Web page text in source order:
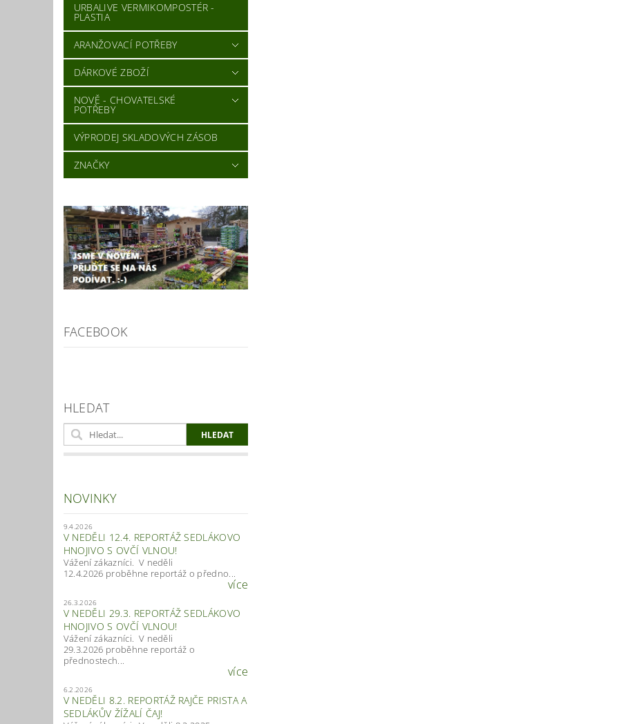
URBALIVE VERMIKOMPOSTÉR -
PLASTIA
ARANŽOVACÍ POTŘEBY
DÁRKOVÉ ZBOŽÍ
NOVĚ - CHOVATELSKÉ
POTŘEBY
VÝPRODEJ SKLADOVÝCH ZÁSOB
ZNAČKY
FACEBOOK
HLEDAT
NOVINKY
9.4.2026
V NEDĚLI 12.4. REPORTÁŽ SEDLÁKOVO
HNOJIVO S OVČÍ VLNOU!
Vážení zákazníci. V neděli
12.4.2026 proběhne reportáž o předno...
více
26.3.2026
V NEDĚLI 29.3. REPORTÁŽ SEDLÁKOVO
HNOJIVO S OVČÍ VLNOU!
Vážení zákazníci. V neděli
29.3.2026 proběhne reportáž o
přednostech...
více
6.2.2026
V NEDĚLI 8.2. REPORTÁŽ RAJČE PRISTA A
SEDLÁKŮV ŽÍŽALÍ ČAJ!